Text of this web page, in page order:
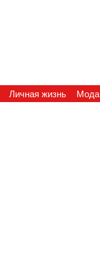
Личная жизнь Мода